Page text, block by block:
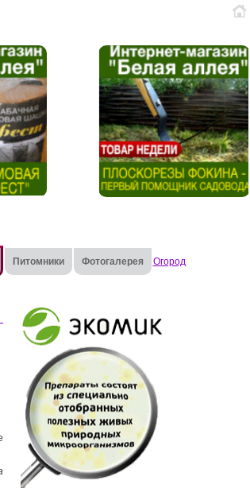
Питомники Фотогалерея Огород